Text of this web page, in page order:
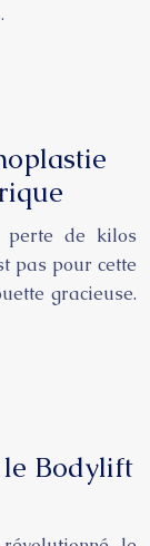
perte de kilos
pas pour cette
gracieuse.
le Bodylift